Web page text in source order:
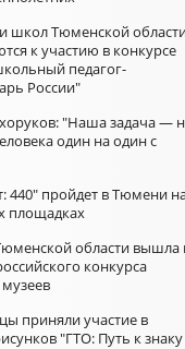
школ Тюменской
к участию в конкурсе
педагог-
России"
"Наша задача —
один на один с
440" пройдет в Тюмени
площадках
области вышла
конкурса
приняли участие в
"ГТО: Путь к знаку